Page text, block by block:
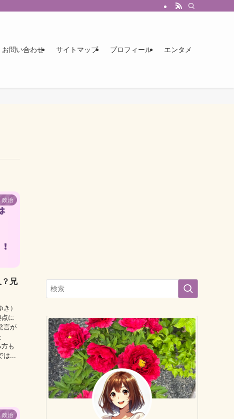
お問い合わせ サイトマップ プロフィール エンタメ
政治
？兄
）
に
言が
も
...
政治